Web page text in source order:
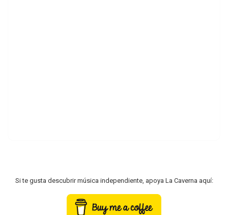
Si te gusta descubrir música independiente, apoya La Caverna aquí: